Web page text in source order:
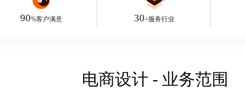
90%客户满意 30+服务行业
电商设计 - 业务范围